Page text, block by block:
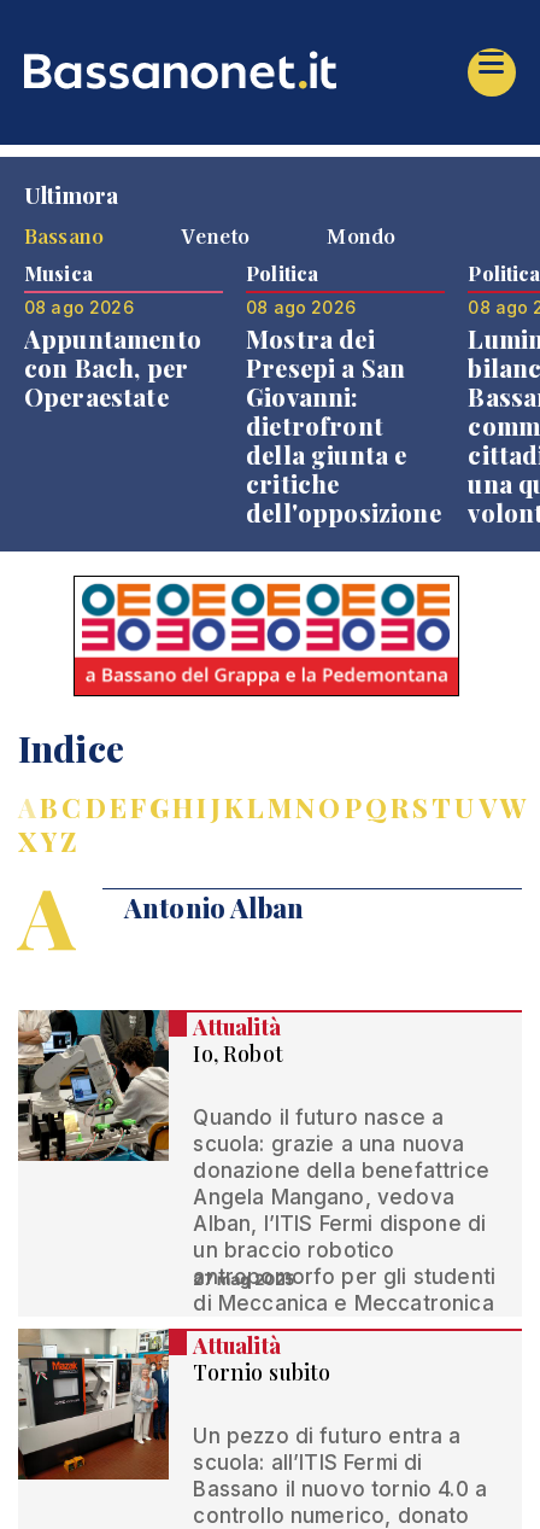
Ultimora
Bassano
Veneto Mondo
Musica
08 ago 2026
Appuntamento
con Bach, per
Operaestate
Politica
08 ago 2026
Mostra dei
Presepi a San
Giovanni:
dietrofront
della giunta e
critiche
dell'opposizione
Politica
08 ago
una
Indice
ABCDEFGHIJKLMNOPQRSTUVW
XYZ
A Antonio Alban
Attualità
Io, Robot
Quando il futuro nasce a
scuola: grazie a una nuova
donazione della benefattrice
Angela Mangano, vedova
Alban, l’ITIS Fermi dispone di
un braccio robotico
antropomorfo per gli studenti
di Meccanica e Meccatronica
27 mag 2025
Attualità
Tornio subito
Un pezzo di futuro entra a
scuola: all’ITIS Fermi di
Bassano il nuovo tornio 4.0 a
controllo numerico, donato